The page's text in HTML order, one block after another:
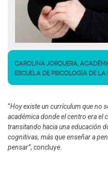
CAROLINA JORQUERA,
ESCUELA DE PSICOLOGÍA DE
"Hoy existe un currículum que no
académica donde el centro era el
transitando hacia una educación
cognitivas, más que enseñar a
pensar”, concluye.